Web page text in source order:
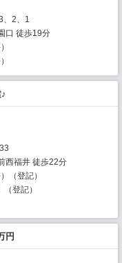
、2、1
口 徒歩19分
西福井 徒歩22分
（登記）
（登記）
円